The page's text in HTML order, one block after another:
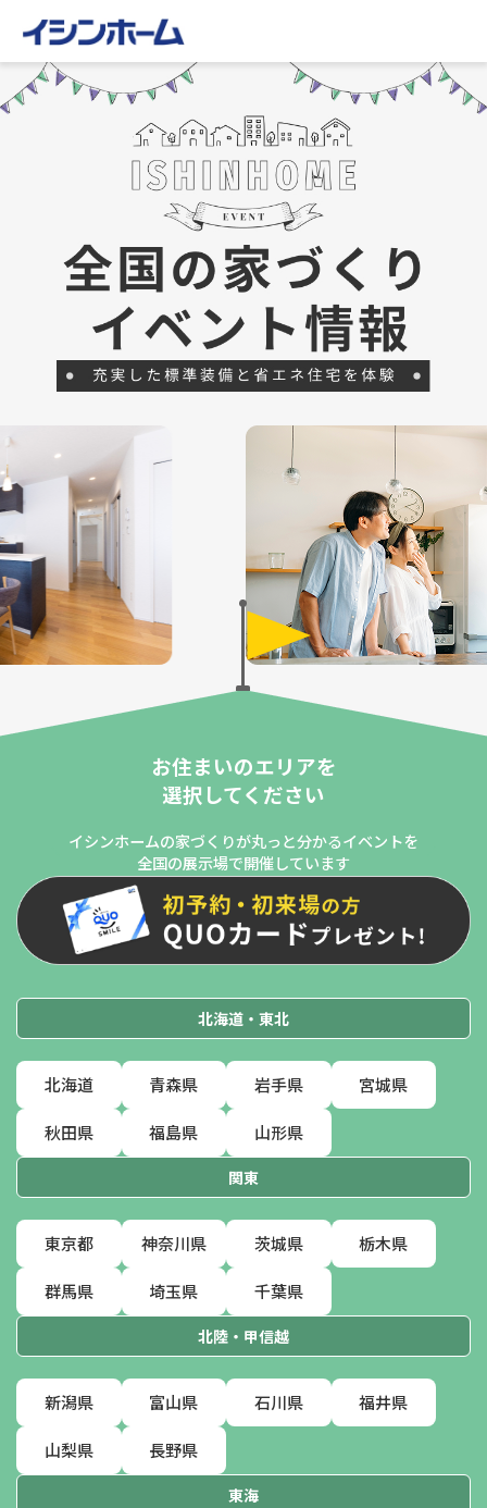
お住まいのエリアを
選択してください
イシンホームの家づくりが丸っと分かるイベントを
全国の展示場で開催しています
北海道・東北
北海道 青森県 岩手県 宮城県
秋田県 福島県 山形県
関東
東京都 神奈川県 茨城県 栃木県
群馬県 埼玉県 千葉県
北陸・甲信越
新潟県 富山県 石川県 福井県
山梨県 長野県
東海